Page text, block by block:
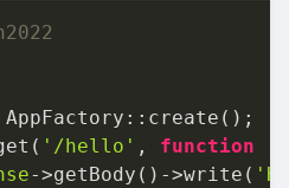
'/hello' , function
->getBody()->write(